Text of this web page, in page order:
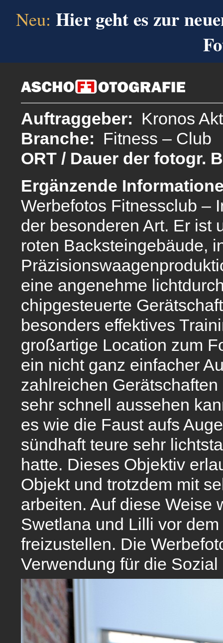
Neu: Hier geht es zur
Auftraggeber: Kronos
Branche: Fitness – Club
ORT / Dauer der fotogr.
Ergänzende
Werbefotos Fitnessclub –
der besonderen Art. Er ist
roten Backsteingebäude,
eine angenehme
chipgesteuerte
besonders effektives
großartige Location zum
ein nicht ganz einfacher
zahlreichen
sehr schnell aussehen
es wie die Faust aufs
sündhaft teure sehr
hatte. Dieses Objektiv
Objekt und trotzdem mit
arbeiten. Auf diese Weise
Swetlana und Lilli vor
freizustellen. Die
Verwendung für die